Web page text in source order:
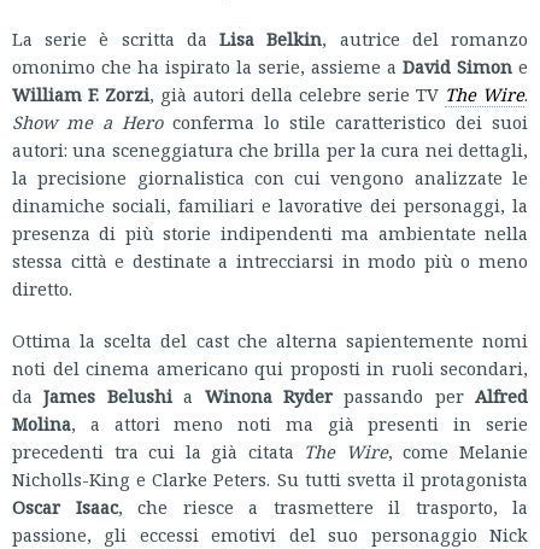
La serie è scritta daLisa Belkin, autrice del romanzo
omonimo che ha ispirato la serie, assieme a David Simon e
William F. Zorzi, già autori della celebre serie TV The Wire.
Show me a Heroconferma lo stile caratteristico dei suoi
autori: una sceneggiatura che brilla per la cura nei dettagli,
la precisione giornalistica con cui vengono analizzate le
dinamiche sociali, familiari e lavorative dei personaggi, la
presenza di più storie indipendenti ma ambientate nella
stessa città e destinate a intrecciarsi in modo più o meno
diretto.
Ottima la scelta del cast che alterna sapientemente nomi
noti del cinema americano qui proposti in ruoli secondari,
daJames Belushia Winona Ryderpassando per Alfred
Molina, a attori meno noti ma già presenti in serie
precedenti tra cui la già citata The Wire, come Melanie
Nicholls-King e Clarke Peters. Su tutti svetta il protagonista
Oscar Isaac, che riesce a trasmettere il trasporto, la
passione, gli eccessi emotivi del suo personaggio Nick